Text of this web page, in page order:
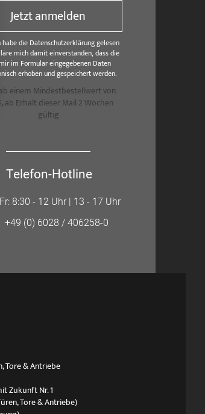
Jetzt anmelden
habe die Datenschutzerklärung gelesen
mich damit einverstanden, dass die
im Formular eingegebenen Daten
erhoben und gespeichert werden.
ab einem Mindestbestellwert von
ab Erhalt dieser Mail 2 Wochen
gültig
Telefon-Hotline
8:30 - 12 Uhr | 13 - 17 Uhr
+49 (0) 6028 / 406258-0
Tore & Antriebe
Zukunft Nr. 1
Tore & Antriebe)